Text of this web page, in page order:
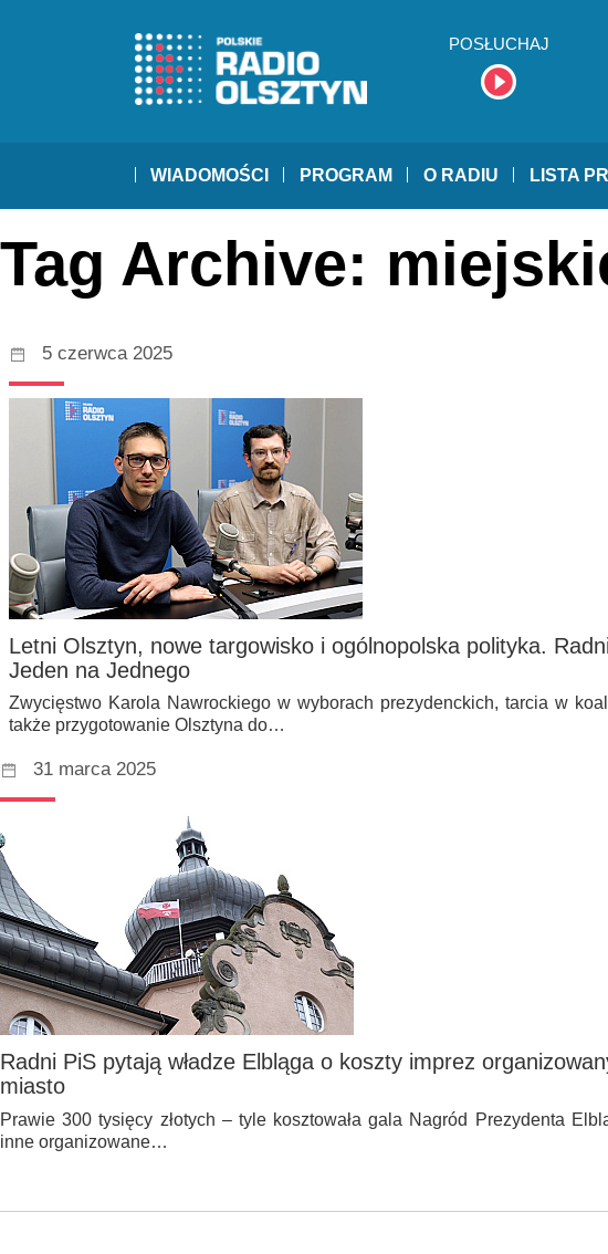
POSŁUCHAJ
WIADOMOŚCI PROGRAM O RADIU LISTA
Tag Archive:
5 czerwca 2025
Letni Olsztyn, nowe targowisko i ogólnopolska polityka.
Jeden na Jednego
Zwycięstwo Karola Nawrockiego w wyborach prezydenckich, tarcia w
także przygotowanie Olsztyna do…
31 marca 2025
Radni PiS pytają władze Elbląga o koszty imprez
miasto
Prawie 300 tysięcy złotych – tyle kosztowała gala Nagród Prezydenta
inne organizowane…